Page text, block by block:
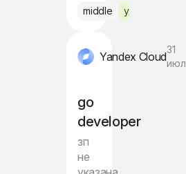
middle удалённо
Yandex Cloud
31
июл
go
developer
зп
не